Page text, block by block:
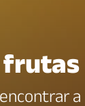
frutas
a